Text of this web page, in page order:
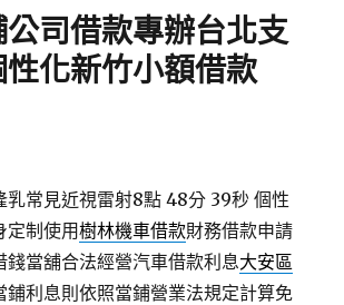
司借款專辦台北支
化新竹小額借款
乳常見近視雷射8點 48分 39秒 個性
定制使用樹林機車借款財務借款申請
錢當舖合法經營汽車借款利息大安區
鋪利息則依照當鋪營業法規定計算免